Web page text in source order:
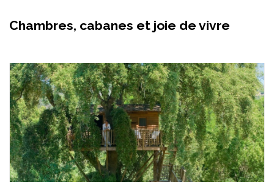
Chambres, cabanes et joie de vivre